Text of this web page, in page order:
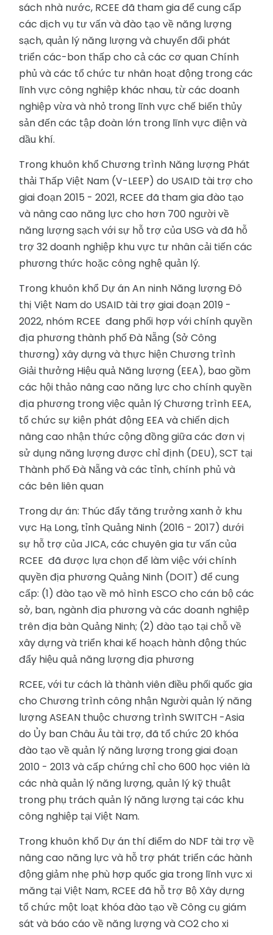
sách nhà nước, RCEE đã tham gia để cung cấp
các dịch vụ tư vấn và đào tạo về năng lượng
sạch, quản lý năng lượng và chuyển đổi phát
triển các-bon thấp cho cả các cơ quan Chính
phủ và các tổ chức tư nhân hoạt động trong các
lĩnh vực công nghiệp khác nhau, từ các doanh
nghiệp vừa và nhỏ trong lĩnh vực chế biến thủy
sản đến các tập đoàn lớn trong lĩnh vực điện và
dầu khí.
Trong khuôn khổ Chương trình Năng lượng Phát
thải Thấp Việt Nam (V-LEEP) do USAID tài trợ cho
giai đoạn 2015 - 2021, RCEE đã tham gia đào tạo
và nâng cao năng lực cho hơn 700 người về
năng lượng sạch với sự hỗ trợ của USG và đã hỗ
trợ 32 doanh nghiệp khu vực tư nhân cải tiến các
phương thức hoặc công nghệ quản lý.
Trong khuôn khổ Dự án An ninh Năng lượng Đô
thị Việt Nam do USAID tài trợ giai đoạn 2019 -
2022, nhóm RCEE đang phối hợp với chính quyền
địa phương thành phố Đà Nẵng (Sở Công
thương) xây dựng và thực hiện Chương trình
Giải thưởng Hiệu quả Năng lượng (EEA), bao gồm
các hội thảo nâng cao năng lực cho chính quyền
địa phương trong việc quản lý Chương trình EEA,
tổ chức sự kiện phát động EEA và chiến dịch
nâng cao nhận thức cộng đồng giữa các đơn vị
sử dụng năng lượng được chỉ định (DEU), SCT tại
Thành phố Đà Nẵng và các tỉnh, chính phủ và
các bên liên quan
Trong dự án: Thúc đẩy tăng trưởng xanh ở khu
vực Hạ Long, tỉnh Quảng Ninh (2016 - 2017) dưới
sự hỗ trợ của JICA, các chuyên gia tư vấn của
RCEE đã được lựa chọn để làm việc với chính
quyền địa phương Quảng Ninh (DOIT) để cung
cấp: (1) đào tạo về mô hình ESCO cho cán bộ các
sở, ban, ngành địa phương và các doanh nghiệp
trên địa bàn Quảng Ninh; (2) đào tạo tại chỗ về
xây dựng và triển khai kế hoạch hành động thúc
đẩy hiệu quả năng lượng địa phương
RCEE, với tư cách là thành viên điều phối quốc gia
cho Chương trình công nhận Người quản lý năng
lượng ASEAN thuộc chương trình SWITCH -Asia
do Ủy ban Châu Âu tài trợ, đã tổ chức 20 khóa
đào tạo về quản lý năng lượng trong giai đoạn
2010 - 2013 và cấp chứng chỉ cho 600 học viên là
các nhà quản lý năng lượng, quản lý kỹ thuật
trong phụ trách quản lý năng lượng tại các khu
công nghiệp tại Việt Nam.
Trong khuôn khổ Dự án thí điểm do NDF tài trợ về
nâng cao năng lực và hỗ trợ phát triển các hành
động giảm nhẹ phù hợp quốc gia trong lĩnh vực xi
măng tại Việt Nam, RCEE đã hỗ trợ Bộ Xây dựng
tổ chức một loạt khóa đào tạo về Công cụ giám
sát và báo cáo về năng lượng và CO2 cho xi